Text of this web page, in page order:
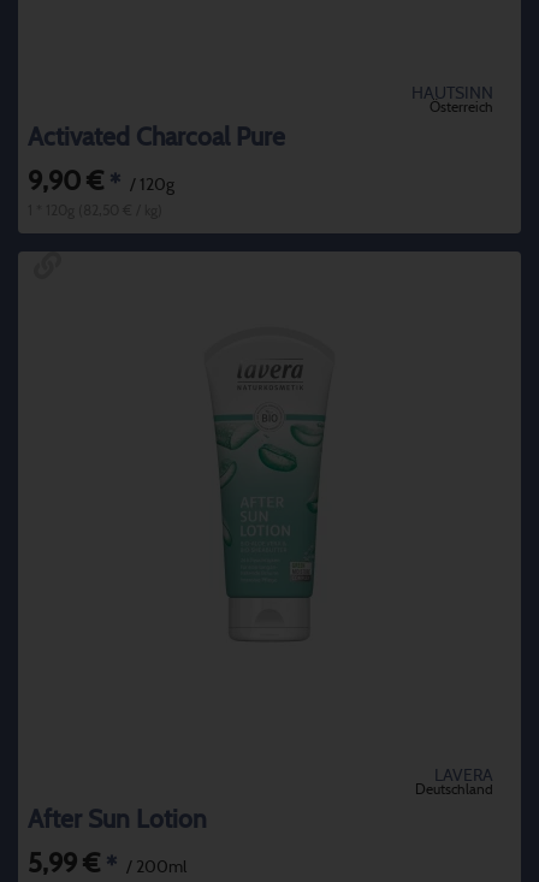
HAUTSINN
Österreich
Activated Charcoal Pure
9,90 € * / 120g
LAVERA
Deutschland
After Sun Lotion
5,99 € * / 200ml